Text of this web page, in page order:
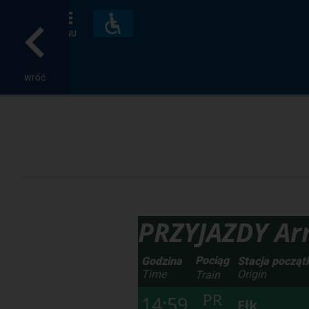
wróć
MENU
Dostępność
i
PRZYJAZDY
Godzina
Time
Pociąg
Train
Stacja
Origin
PR